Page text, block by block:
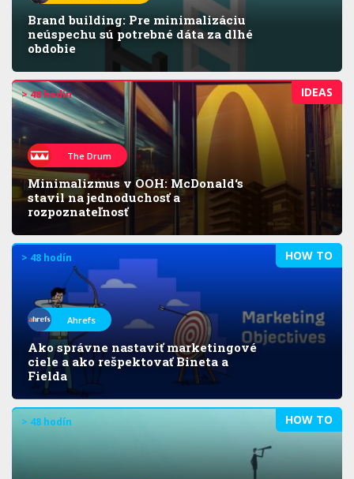
Brand building: Pre minimalizáciu
neúspechu sú potrebné dáta za dlhé
obdobie
IDEAS
> 48 hodín
The Drum
Minimalizmus v OOH: McDonald‘s
stavil na jednoduchosť a
rozpoznateľnosť
HOW TO
> 48 hodín
Ahrefs
Ako správne nastaviť marketingové
ciele a ako rešpektovať Bineta a
Fielda
HOW TO
> 48 hodín